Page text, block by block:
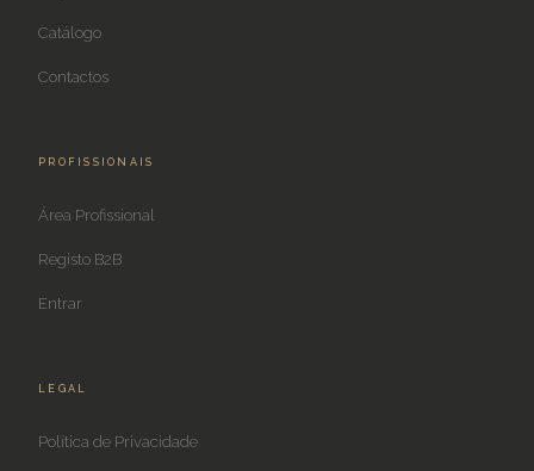
Catálogo
Contactos
PROFISSIONAIS
Área Profissional
Registo B2B
Entrar
LEGAL
Política de Privacidade